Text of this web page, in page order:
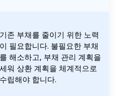
기존 부채를 줄이기 위한 노력
이 필요합니다. 불필요한 부채
를 해소하고, 부채 관리 계획을
세워 상환 계획을 체계적으로
수립해야 합니다.